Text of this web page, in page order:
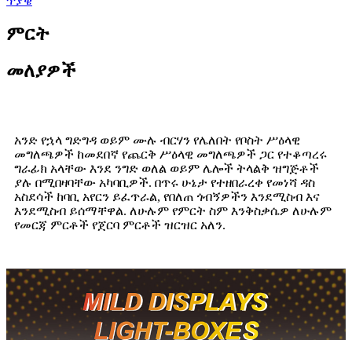
ምርት
መለያዎች
አንድ የኋላ ግድግዳ ወይም ሙሉ ብርሃን የሌለበት የቦስት ሥዕላዊ
መግለጫዎች ከመደበኛ የጨርቅ ሥዕላዊ መግለጫዎች ጋር የተቆጣረሩ
ግራፊክ አላቸው እንደ ንግድ ወለል ወይም ሌሎች ትላልቅ ዝግጅቶች
ያሉ በሚበዛባቸው አካባቢዎች. በጥሩ ሁኔታ የተዘበራረቀ የመነሻ ዳስ
አስደሳች ከባቢ አየርን ይፈጥራል, የበለጠ ጎብኝዎችን እንደሚስብ እና
እንደሚስብ ይሰማቸዋል. ለሁሉም የምርት ስም እንቅስቃሴዎ ለሁሉም
የመርጃ ምርቶች የጀርባ ምርቶች ዝርዝር አለን.